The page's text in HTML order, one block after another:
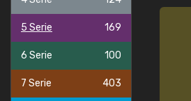
5 Serie 169
6 Serie 100
7 Serie 403